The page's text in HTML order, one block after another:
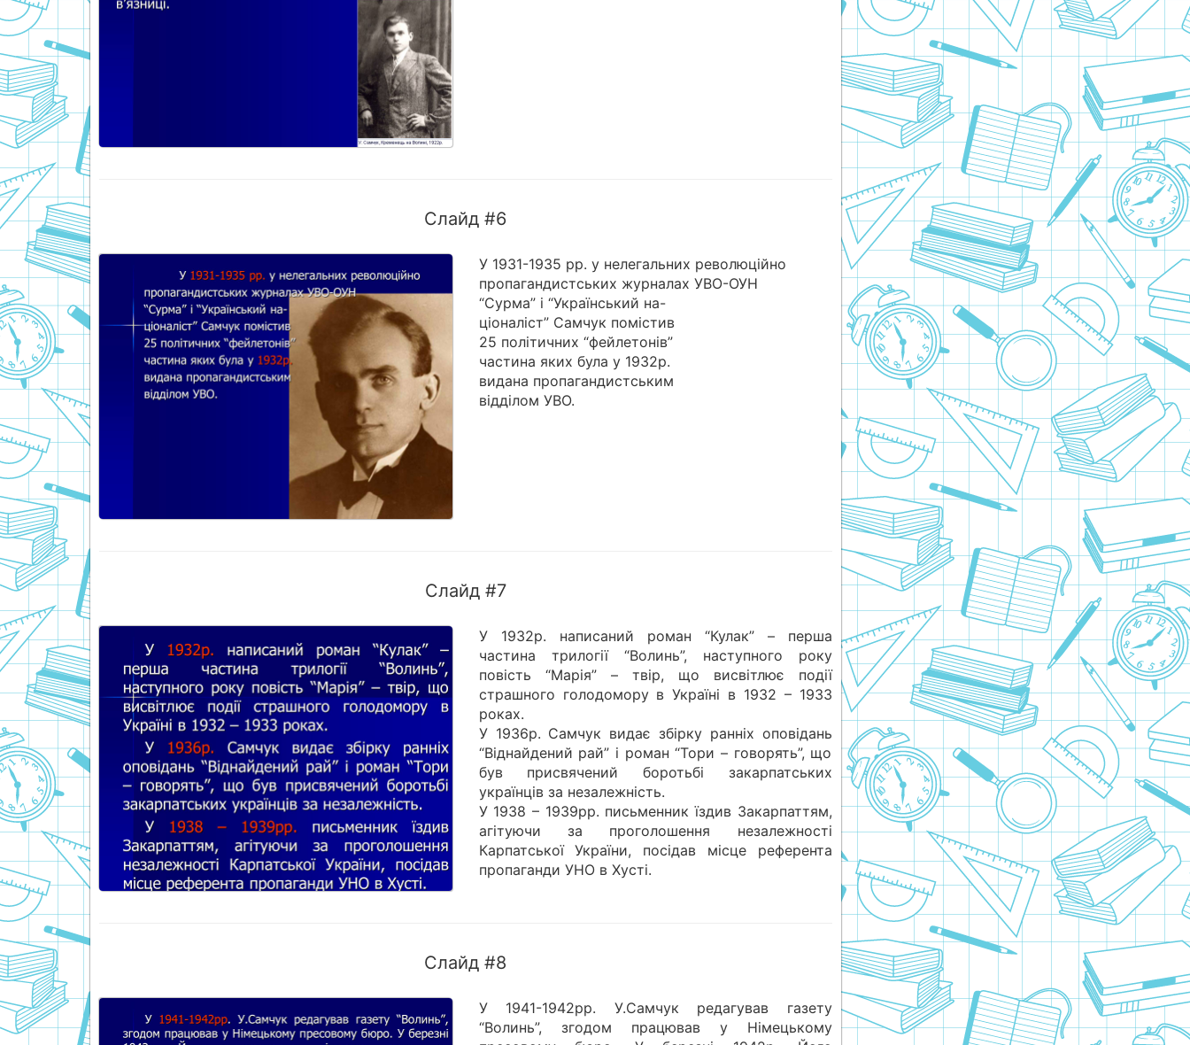
Слайд #6
У 1931-1935 рр. у нелегальних революційно
пропагандистських журналах УВО-ОУН
“Сурма” і “Український на-
ціоналіст” Самчук помістив
25 політичних “фейлетонів”
частина яких була у 1932р.
видана пропагандистським
відділом УВО.
Слайд #7
У 1932р. написаний роман “Кулак” – перша
частина трилогії “Волинь”, наступного року
повість “Марія” – твір, що висвітлює події
страшного голодомору в Україні в 1932 – 1933
роках.
У 1936р. Самчук видає збірку ранніх оповідань
“Віднайдений рай” і роман “Тори – говорять”, що
був присвячений боротьбі закарпатських
українців за незалежність.
У 1938 – 1939рр. письменник їздив Закарпаттям,
агітуючи за проголошення незалежності
Карпатської України, посідав місце референта
пропаганди УНО в Хусті.
Слайд #8
У 1941-1942рр. У.Самчук редагував газету
“Волинь”, згодом працював у Німецькому